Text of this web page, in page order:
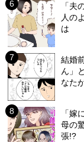
「夫
人の
は
結婚
ん」
なた
「嫁
母の
張!?